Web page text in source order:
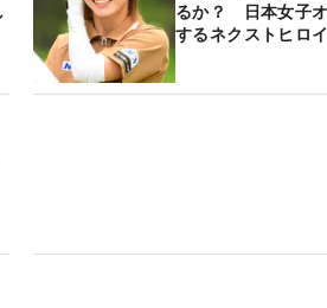
るか？ 日本女子
するネクストヒロ